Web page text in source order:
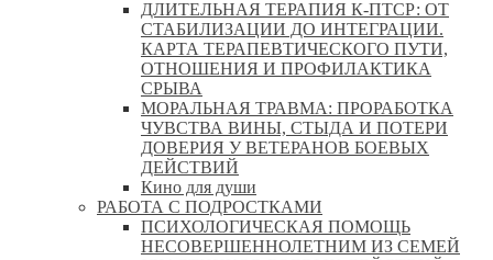
ДЛИТЕЛЬНАЯ ТЕРАПИЯ К-ПТСР: ОТ
СТАБИЛИЗАЦИИ ДО ИНТЕГРАЦИИ.
КАРТА ТЕРАПЕВТИЧЕСКОГО ПУТИ,
ОТНОШЕНИЯ И ПРОФИЛАКТИКА
СРЫВА
МОРАЛЬНАЯ ТРАВМА: ПРОРАБОТКА
ЧУВСТВА ВИНЫ, СТЫДА И ПОТЕРИ
ДОВЕРИЯ У ВЕТЕРАНОВ БОЕВЫХ
ДЕЙСТВИЙ
Кино для души
РАБОТА С ПОДРОСТКАМИ
ПСИХОЛОГИЧЕСКАЯ ПОМОЩЬ
НЕСОВЕРШЕННОЛЕТНИМ ИЗ СЕМЕЙ